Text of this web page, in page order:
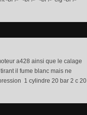
a428 ainsi que le calage
il fume blanc mais ne
1 cylindre 20 bar 2 c 20